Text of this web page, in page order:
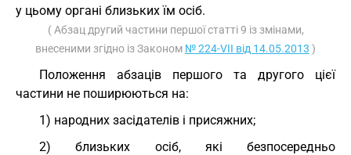
у цьому органі близьких їм осіб.
( Абзац другий частини першої статті 9 із змінами,
внесеними згідно із Законом № 224-VII від 14.05.2013 )
Положення абзаців першого та другого цієї
частини не поширюються на:
1) народних засідателів і присяжних;
2) близьких осіб, які безпосередньо